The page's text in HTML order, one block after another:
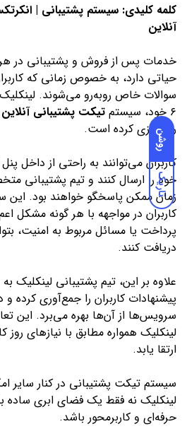
روشن
تاریک
کلمه کلیدی: سیستم پشتیبانی |
آنلاین
خدمات پس از فروش و پشتیبانی در
حیاتی دارد، به خصوص زمانی که
سوالات خاص روبه‌رو می‌شوند.
۶ خود، سیستم
تیکت پشتیبانی آنلاین
راه‌اندازی کرده است.
کاربران می‌توانند به راحتی از داخل
خود را ارسال کنند و تیم پشتیبانی
زمان ممکن پاسخگو خواهند بود.
کاربران در مواجهه با هر گونه مشکل
پرداخت یا مسائل مربوط به امنیت،
دریافت کنند.
علاوه بر این، تیم پشتیبانی
پیشنهادات کاربران را جمع‌آوری کرده
سرویس‌ها از آن‌ها بهره می‌برد. این
لینکلیک همواره مطابق با نیازهای روز
ارتقا یابد.
سیستم تیکت پشتیبانی در کنار سایر
لینکلیک نه فقط یک فضای ابری ساده
حرفه‌ای و کاربرمحور باشد.